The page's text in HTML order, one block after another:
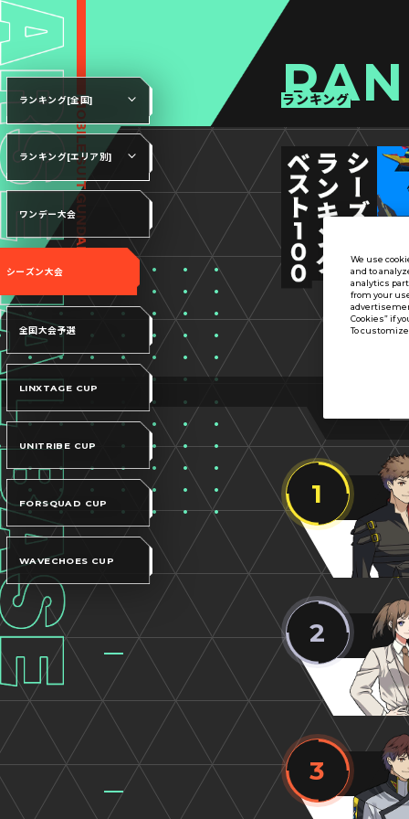
ランキング
1
2
3
ランキング[全国]
ランキング[エリア別]
ワンデー大会
シーズン大会
全国大会予選
LINXTAGE CUP
UNITRIBE CUP
FORSQUAD CUP
WAVECHOES CUP
We use
and to
analytics
from your
Cookies” if
To